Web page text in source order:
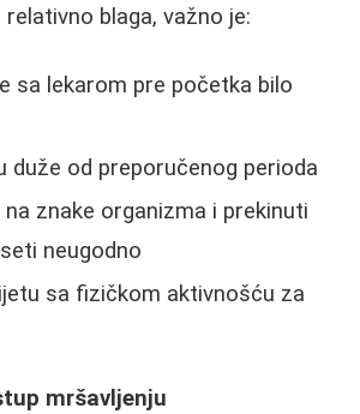
blaga, važno je:
sa lekarom pre početka bilo
duže od preporučenog perioda
znake organizma i prekinuti
neugodno
sa fizičkom aktivnošću za
mršavljenju